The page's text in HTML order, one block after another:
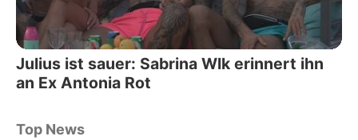
Julius ist sauer: Sabrina Wlk erinnert ihn
an Ex Antonia Rot
Top News